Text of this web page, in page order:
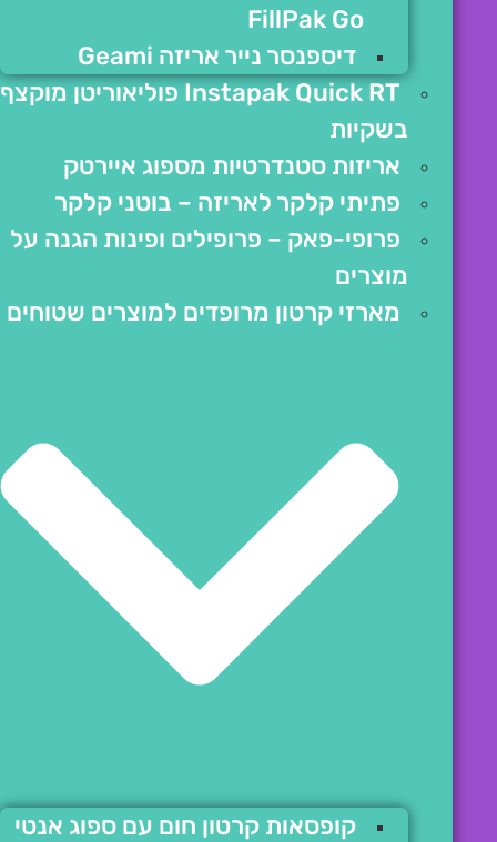
FillPak Go
דיספנסר נייר אריזה Geami
Instapak Quick RT פוליאוריטן מוקצף
בשקיות
אריזות סטנדרטיות מספוג איירטק
פתיתי קלקר לאריזה – בוטני קלקר
פרופי-פאק – פרופילים ופינות הגנה על
מוצרים
מארזי קרטון מרופדים למוצרים שטוחים
קופסאות קרטון חום עם ספוג אנטי